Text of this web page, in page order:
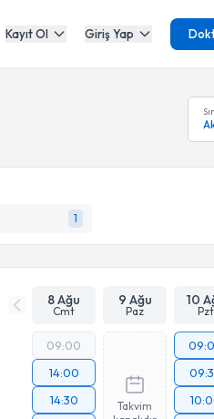
Kayıt Ol Giriş Yap
1
8 Ağu
Cmt
9 Ağu
Paz
10
Pzt
09:00
14:00
14:30
Takvim